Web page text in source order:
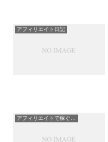
アフィリエイト日記
アフィリエイトで稼ぐコツ（初心者向け）